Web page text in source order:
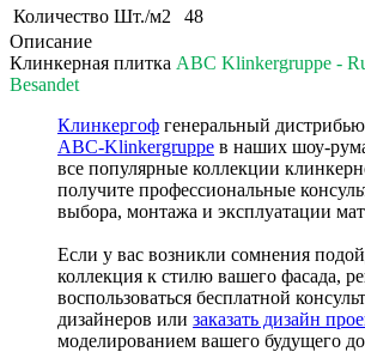
Количество Шт./м2
48
Описание
Клинкерная плитка ABC Klinkergruppe -
Besandet
Клинкергоф генеральный
ABC-Klinkergruppe в наших шоу-
все популярные коллекции
получите профессиональные
выбора, монтажа и эксплуатации
Если у вас возникли сомнения
коллекция к стилю вашего фасада,
воспользоваться бесплатной
дизайнеров или заказать дизайн
моделированием вашего будущего